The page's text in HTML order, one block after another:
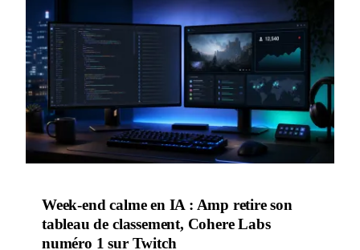
Week-end calme en IA : Amp retire son
tableau de classement, Cohere Labs
numéro 1 sur Twitch